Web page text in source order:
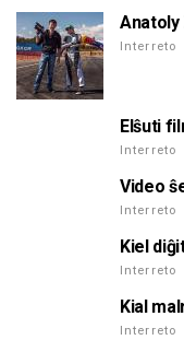
Anatoly
Interreto
Elŝuti
Interreto
Video
Interreto
Kiel
Interreto
Kial
Interreto